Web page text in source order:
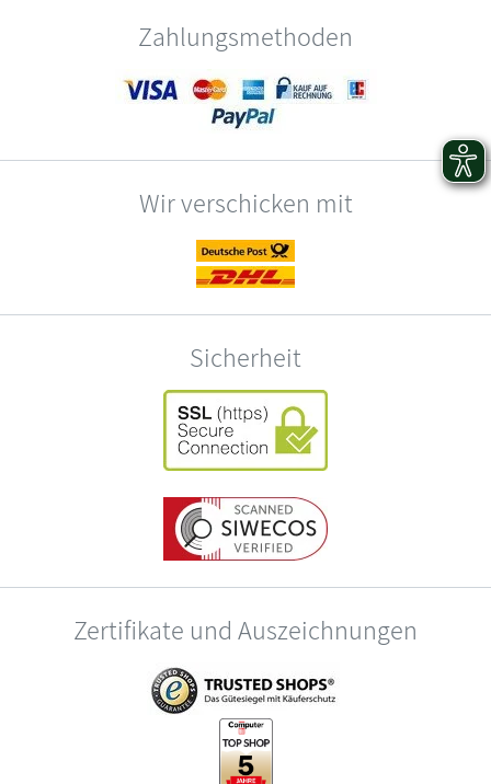
Zahlungsmethoden
Wir verschicken mit
Sicherheit
Zertifikate und Auszeichnungen